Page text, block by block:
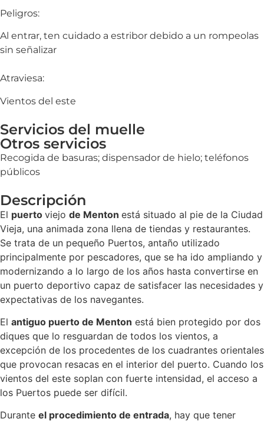
Peligros:
Al entrar, ten cuidado a estribor debido a un rompeolas
sin señalizar
Atraviesa:
Vientos del este
Servicios del muelle
Otros servicios
Recogida de basuras; dispensador de hielo; teléfonos
públicos
Descripción
El puerto viejo de Menton está situado al pie de la Ciudad
Vieja, una animada zona llena de tiendas y restaurantes.
Se trata de un pequeño Puertos, antaño utilizado
principalmente por pescadores, que se ha ido ampliando y
modernizando a lo largo de los años hasta convertirse en
un puerto deportivo capaz de satisfacer las necesidades y
expectativas de los navegantes.
El antiguo puerto de Menton está bien protegido por dos
diques que lo resguardan de todos los vientos, a
excepción de los procedentes de los cuadrantes orientales
que provocan resacas en el interior del puerto. Cuando los
vientos del este soplan con fuerte intensidad, el acceso a
los Puertos puede ser difícil.
Durante el procedimiento de entrada, hay que tener